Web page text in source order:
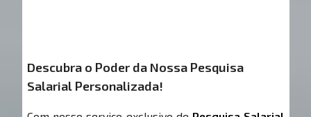
Descubra o Poder da Nossa Pesquisa
Salarial Personalizada!